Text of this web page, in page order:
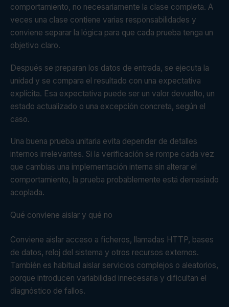
comportamiento, no necesariamente la clase completa. A
veces una clase contiene varias responsabilidades y
conviene separar la lógica para que cada prueba tenga un
objetivo claro.
Después se preparan los datos de entrada, se ejecuta la
unidad y se compara el resultado con una expectativa
explícita. Esa expectativa puede ser un valor devuelto, un
estado actualizado o una excepción concreta, según el
caso.
Una buena prueba unitaria evita depender de detalles
internos irrelevantes. Si la verificación se rompe cada vez
que cambias una implementación interna sin alterar el
comportamiento, la prueba probablemente está demasiado
acoplada.
Qué conviene aislar y qué no
Conviene aislar acceso a ficheros, llamadas HTTP, bases
de datos, reloj del sistema y otros recursos externos.
También es habitual aislar servicios complejos o aleatorios,
porque introducen variabilidad innecesaria y dificultan el
diagnóstico de fallos.